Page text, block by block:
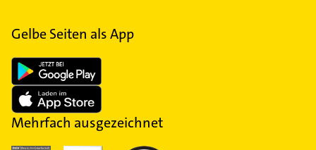
Gelbe Seiten als App
Mehrfach ausgezeichnet